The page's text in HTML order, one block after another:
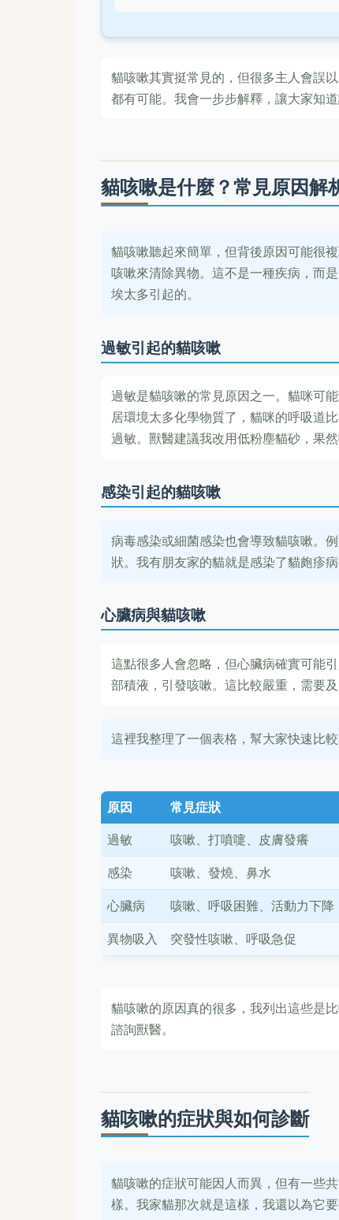
貓咳嗽其實挺常見的，但很多主人會誤
都有可能。我會一步步解釋，讓大家知道
貓咳嗽是什麼？常見原因解
貓咳嗽聽起來簡單，但背後原因可能很
咳嗽來清除異物。這不是一種疾病，而
埃太多引起的。
過敏引起的貓咳嗽
過敏是貓咳嗽的常見原因之一。貓咪可
居環境太多化學物質了，貓咪的呼吸道
過敏。獸醫建議我改用低粉塵貓砂，果然
感染引起的貓咳嗽
病毒感染或細菌感染也會導致貓咳嗽。
狀。我有朋友家的貓就是感染了貓皰疹
心臟病與貓咳嗽
這點很多人會忽略，但心臟病確實可能
部積液，引發咳嗽。這比較嚴重，需要及
這裡我整理了一個表格，幫大家快速比
原因 常見症狀
過敏
咳嗽、打噴嚏、皮膚發癢
感染
咳嗽、發燒、鼻水
心臟病
咳嗽、呼吸困難、活動力下降
異物吸入
突發性咳嗽、呼吸急促
貓咳嗽的原因真的很多，我列出這些是
諮詢獸醫。
貓咳嗽的症狀與如何診斷
貓咳嗽的症狀可能因人而異，但有一些
樣。我家貓那次就是這樣，我還以為它要